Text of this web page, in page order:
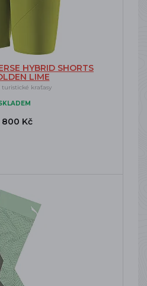
HYBRID SHORTS
LIME
turistické kraťasy
800 Kč